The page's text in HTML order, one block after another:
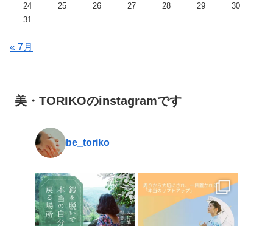
24
25 26 27 28 29
30
31
« 7月
美・TORIKOのinstagramです
be_toriko